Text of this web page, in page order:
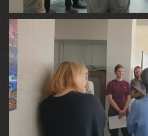
VIEW